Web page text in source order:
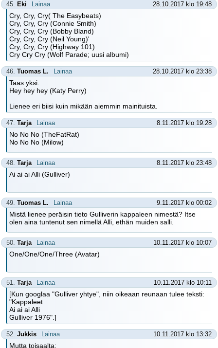
45. Eki Lainaa 28.10.2017 klo 19:48
Cry, Cry, Cry( The Easybeats)
Cry, Cry, Cry (Connie Smith)
Cry, Cry, Cry (Bobby Bland)
Cry, Cry, Cry (Neil Young)'
Cry, Cry, Cry (Highway 101)
Cry Cry Cry (Wolf Parade; uusi albumi)
46. Tuomas L. Lainaa 28.10.2017 klo 23:38
Taas yksi:
Hey hey hey (Katy Perry)
Lienee eri biisi kuin mikään aiemmin mainituista.
47. Tarja Lainaa 8.11.2017 klo 19:28
No No No (TheFatRat)
No No No (Milow)
48. Tarja Lainaa 8.11.2017 klo 23:48
Ai ai ai Alli (Gulliver)
49. Tuomas L. Lainaa 9.11.2017 klo 00:02
Mistä lienee peräisin tieto Gulliverin kappaleen nimestä? Itse
olen aina tuntenut sen nimellä Alli, ethän muiden salli.
50. Tarja Lainaa 10.11.2017 klo 10:07
One/One/One/Three (Avatar)
51. Tarja Lainaa 10.11.2017 klo 10:11
[Kun googlaa "Gulliver yhtye", niin oikeaan reunaan tulee teksti:
"Kappaleet
Ai ai ai Alli
Gulliver 1976".]
52. Jukkis Lainaa 10.11.2017 klo 13:32
Mutta toisaalta: